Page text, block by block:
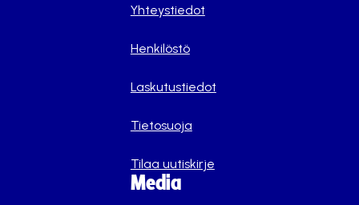
Yhteystiedot
Henkilöstö
Laskutustiedot
Tietosuoja
Tilaa uutiskirje
Media